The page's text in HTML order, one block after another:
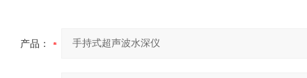
产品：